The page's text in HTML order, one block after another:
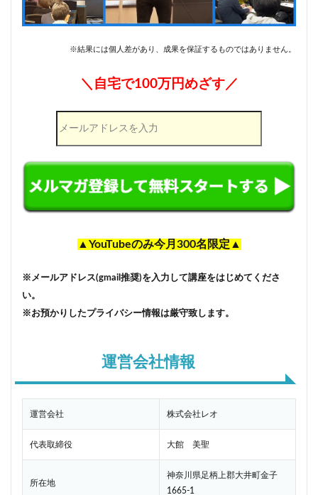
※結果には個人差があり、成果を保証するものではありません。
＼自宅で100万円めざす／
▲YouTubeのみ今月300名限定▲
※メールアドレス(gmail推奨)を入力して講座をはじめてくださ
い。
※お預かりしたプライバシー情報は厳守致します。
運営会社情報
運営会社 株式会社レオ
代表取締役 大館 美聖
所在地
神奈川県足柄上郡大井町金子
1665-1